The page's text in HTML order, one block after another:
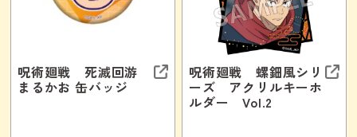
呪術廻戦 死滅回游
まるかお 缶バッジ
呪術廻戦 螺鈿風シリ
ーズ アクリルキーホ
ルダー Vol.2